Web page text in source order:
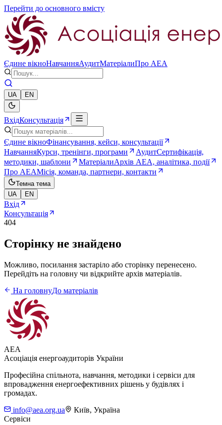
Перейти до основного вмісту
Єдине вікноНавчанняАудитМатеріалиПро AEA
UA EN
ВхідКонсультація
Єдине вікноФінансування, кейси, консультації
НавчанняКурси, тренінги, програми АудитСертифікація,
методики, шаблони
МатеріалиАрхів AEA, аналітика, події
Про AEAМісія, команда, партнери, контакти
Темна тема
UA
EN
Вхід
Консультація
404
Сторінку не знайдено
Можливо, посилання застаріло або сторінку перенесено.
Перейдіть на головну чи відкрийте архів матеріалів.
На головнуДо матеріалів
AEA
Асоціація енергоаудиторів України
Професійна спільнота, навчання, методики і сервіси для
впровадження енергоефективних рішень у будівлях і
громадах.
info@aea.org.ua
Київ, Україна
Сервіси